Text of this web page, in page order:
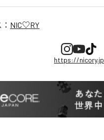
NIC♡RY
https://nicory.jp